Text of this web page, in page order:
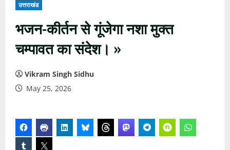
उत्तराखंड
भजन-कीर्तन से गूंजेगा नशा मुक्त
चम्पावत का संदेश। »
Vikram Singh Sidhu
May 25, 2026